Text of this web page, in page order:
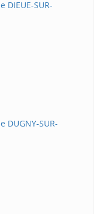
SUR-
SUR-